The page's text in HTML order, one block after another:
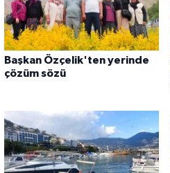
Başkan Özçelik'ten yerinde
çözüm sözü